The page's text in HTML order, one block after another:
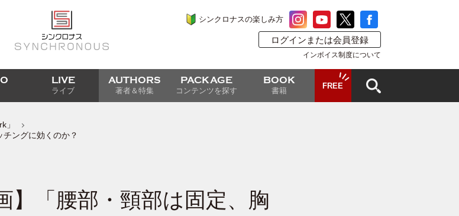
シンクロナスの楽しみ方
ログインまたは会員登録
インボイス制度について
LIVE
ライブ
AUTHORS
著者＆特集
PACKAGE
コンテンツを探す
BOOK
書籍
FREE
」
ングに効くのか？
】「腰部・頸部は固定、胸